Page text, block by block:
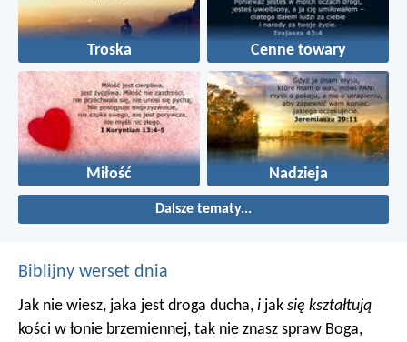
Troska Cenne towary
Miłość Nadzieja
Dalsze tematy...
Biblijny werset dnia
Jak nie wiesz, jaka jest droga ducha, i jak się kształtują
kości w łonie brzemiennej, tak nie znasz spraw Boga,